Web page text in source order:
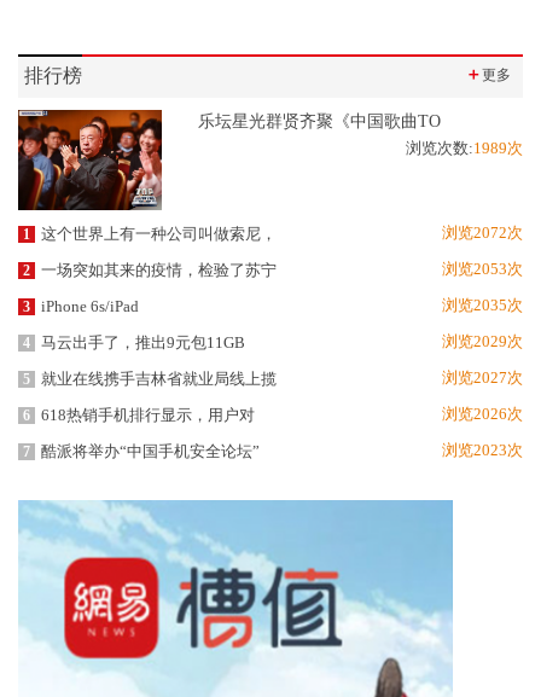
排行榜 ＋更多
乐坛星光群贤齐聚《中国歌曲TO
浏览次数:1989次
1 这个世界上有一种公司叫做索尼， 浏览2072次
2 一场突如其来的疫情，检验了苏宁 浏览2053次
3 iPhone 6s/iPad 浏览2035次
4 马云出手了，推出9元包11GB 浏览2029次
5 就业在线携手吉林省就业局线上揽 浏览2027次
6 618热销手机排行显示，用户对 浏览2026次
7 酷派将举办“中国手机安全论坛” 浏览2023次